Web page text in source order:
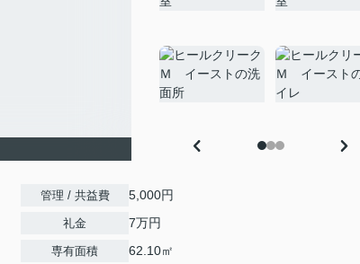
管理 / 共益費 5,000円
礼金 7万円
専有面積 62.10㎡